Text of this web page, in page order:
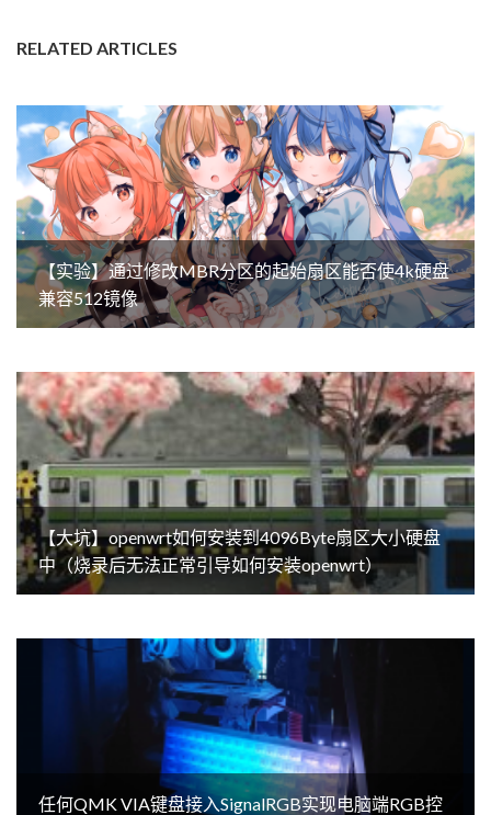
RELATED ARTICLES
【实验】通过修改MBR分区的起始扇区能否使4k硬盘
兼容512镜像
【大坑】openwrt如何安装到4096Byte扇区大小硬盘
中（烧录后无法正常引导如何安装openwrt）
任何QMK VIA键盘接入SignalRGB实现电脑端RGB控